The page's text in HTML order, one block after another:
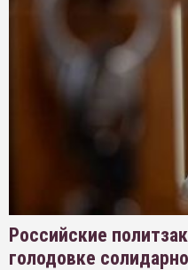
Российские
голодовке